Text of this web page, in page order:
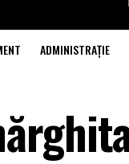
ADMINISTRAŢIE